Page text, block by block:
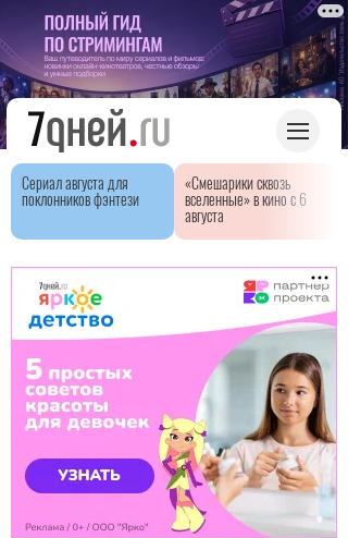
Сериал августа для
поклонников фэнтези
«Смешарики сквозь
вселенные» в кино с 6
августа